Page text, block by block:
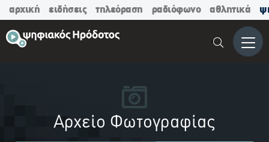
αρχική ειδήσεις τηλεόραση ραδιόφωνο αθλητικά
Μενού
Αρχείο Φωτογραφίας